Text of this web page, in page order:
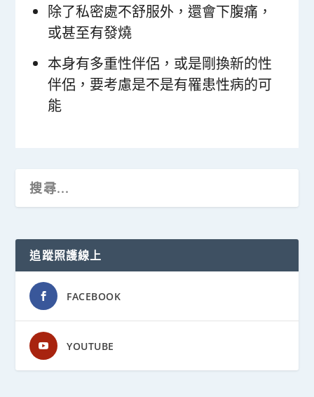
除了私密處不舒服外，還會下腹痛，
或甚至有發燒
本身有多重性伴侶，或是剛換新的性
伴侶，要考慮是不是有罹患性病的可
能
追蹤照護線上
FACEBOOK
YOUTUBE